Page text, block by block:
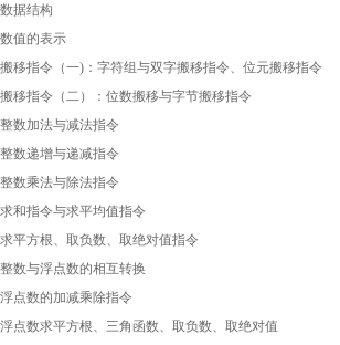
据结构
值的表示
移指令（一)：字符组与双字搬移指令、位元搬移指令
移指令（二）：位数搬移与字节搬移指令
数加法与减法指令
数递增与递减指令
数乘法与除法指令
和指令与求平均值指令
平方根、取负数、取绝对值指令
数与浮点数的相互转换
点数的加减乘除指令
点数求平方根、三角函数、取负数、取绝对值